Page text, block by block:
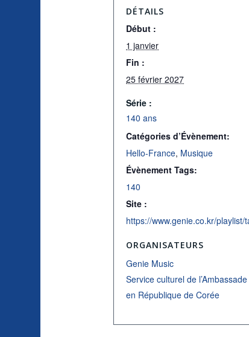
DÉTAILS
Début :
1 janvier
Fin :
25 février 2027
Série :
140 ans
Catégories d’Évènement:
Hello-France, Musique
Évènement Tags:
140
Site :
ORGANISATEURS
Genie Music
Service culturel de
en République de Corée